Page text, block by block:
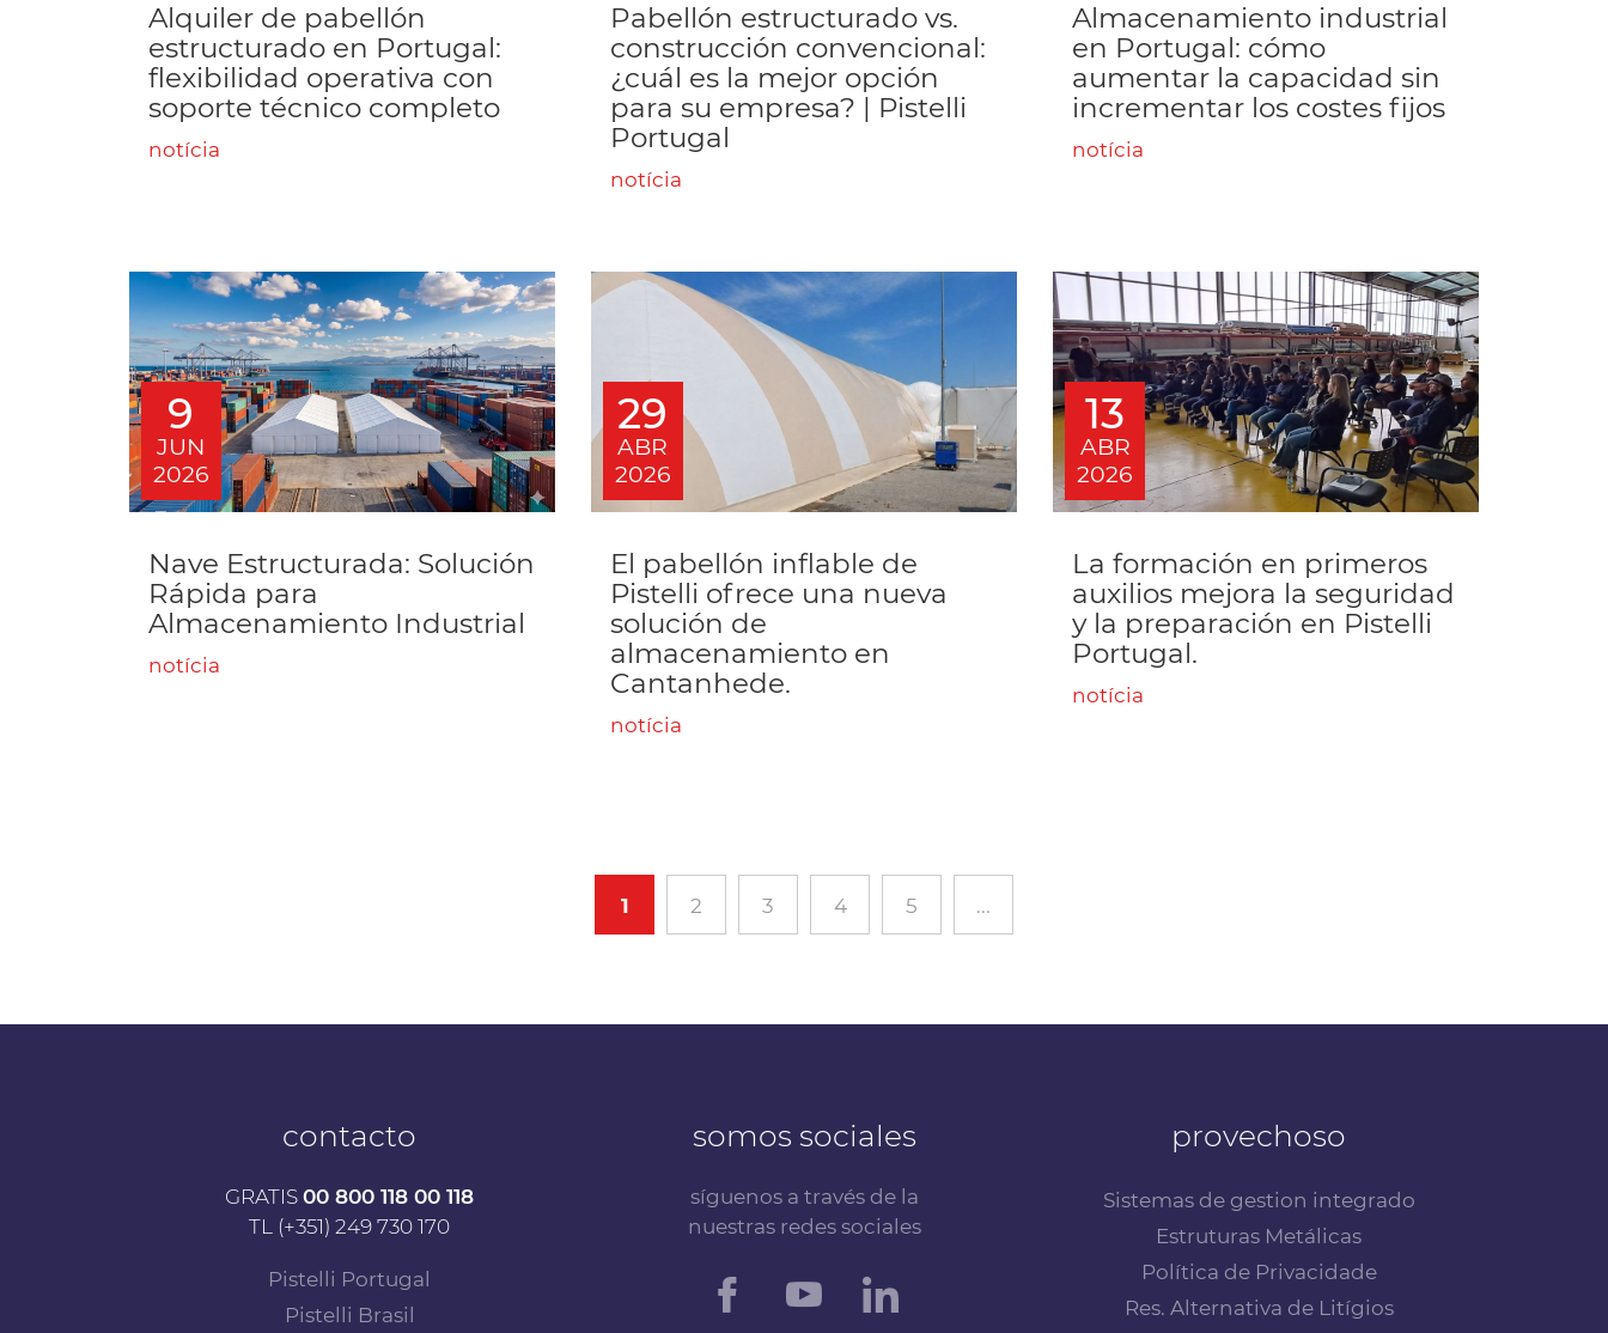
Alquiler de pabellón
estructurado en Portugal:
flexibilidad operativa con
soporte técnico completo
notícia
Pabellón estructurado vs.
construcción convencional:
¿cuál es la mejor opción
para su empresa? | Pistelli
Portugal
notícia
Almacenamiento industrial
en Portugal: cómo
aumentar la capacidad sin
incrementar los costes fijos
notícia
9
JUN
2026
Nave Estructurada: Solución
Rápida para
Almacenamiento Industrial
notícia
29
ABR
2026
El pabellón inflable de
Pistelli ofrece una nueva
solución de
almacenamiento en
Cantanhede.
notícia
13
ABR
2026
La formación en primeros
auxilios mejora la seguridad
y la preparación en Pistelli
Portugal.
notícia
1 2 3 4 5 ...
contacto
GRATIS 00 800 118 00 118
TL (+351) 249 730 170
Pistelli Portugal
Pistelli Brasil
somos sociales
síguenos a través de la
nuestras redes sociales
provechoso
Sistemas de gestion integrado
Estruturas Metálicas
Política de Privacidade
Res. Alternativa de Litígios